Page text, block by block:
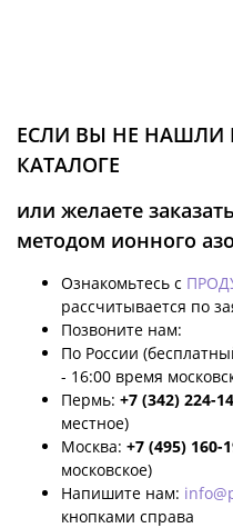
ЕСЛИ ВЫ НЕ НАШЛИ
КАТАЛОГЕ
или желаете
методом ионного
Ознакомьтесь с
рассчитывается по
Позвоните нам:
По России
- 16:00 время
Пермь: +7 (342) 224-
местное)
Москва: +7 (495) 160-
московское)
Напишите нам:
кнопками справа